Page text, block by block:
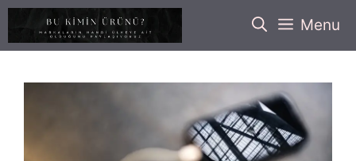
İçeriğe
Menu